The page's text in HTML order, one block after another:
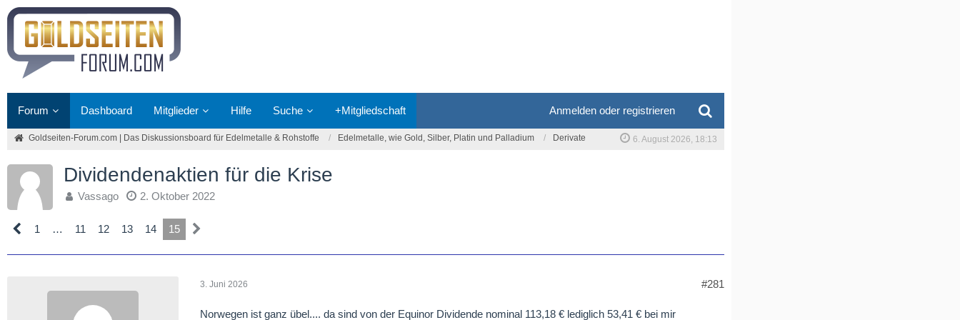
Forum Dashboard Mitglieder Hilfe Suche +Mitgliedschaft Anmelden oder registrieren
Goldseiten-Forum.com | Das Diskussionsboard für Edelmetalle & Rohstoffe Edelmetalle, wie Gold, Silber, Platin und Palladium Derivate 6. August 2026, 18:13
Dividendenaktien für die Krise
Vassago 2. Oktober 2022
1 … 11 12 13 14 15
3. Juni 2026 #281
Norwegen ist ganz übel.... da sind von der Equinor Dividende nominal 113,18 € lediglich 53,41 € bei mir